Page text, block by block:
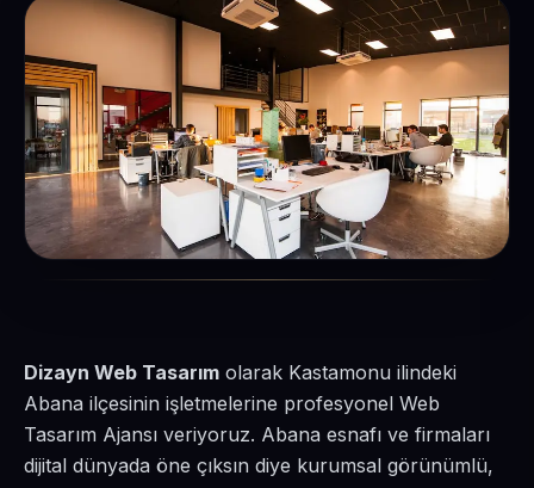
Dizayn Web Tasarım olarak Kastamonu ilindeki
Abana ilçesinin işletmelerine profesyonel Web
Tasarım Ajansı veriyoruz. Abana esnafı ve firmaları
dijital dünyada öne çıksın diye kurumsal görünümlü,